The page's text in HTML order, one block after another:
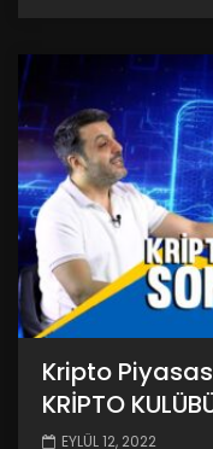
Kripto
KRİPTO
EYLÜL 12, 2022